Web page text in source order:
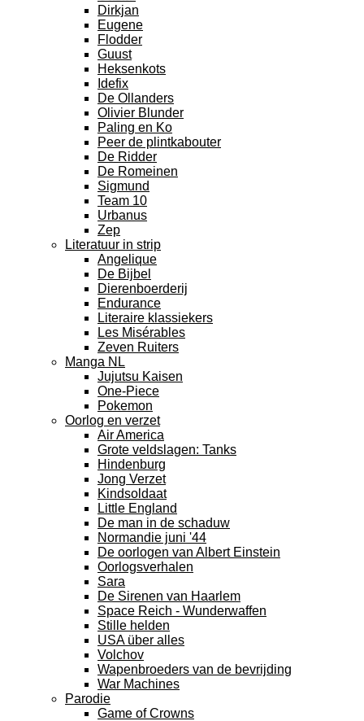
Dirkjan
Eugene
Flodder
Guust
Heksenkots
Idefix
De Ollanders
Olivier Blunder
Paling en Ko
Peer de plintkabouter
De Ridder
De Romeinen
Sigmund
Team 10
Urbanus
Zep
Literatuur in strip
Angelique
De Bijbel
Dierenboerderij
Endurance
Literaire klassiekers
Les Misérables
Zeven Ruiters
Manga NL
Jujutsu Kaisen
One-Piece
Pokemon
Oorlog en verzet
Air America
Grote veldslagen: Tanks
Hindenburg
Jong Verzet
Kindsoldaat
Little England
De man in de schaduw
Normandie juni '44
De oorlogen van Albert Einstein
Oorlogsverhalen
Sara
De Sirenen van Haarlem
Space Reich - Wunderwaffen
Stille helden
USA über alles
Volchov
Wapenbroeders van de bevrijding
War Machines
Parodie
Game of Crowns